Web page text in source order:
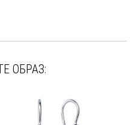
ОБРАЗ: